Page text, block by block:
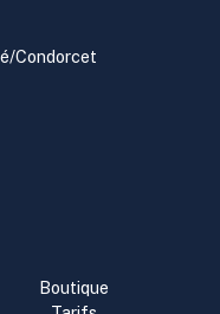
Condorcet
Boutique